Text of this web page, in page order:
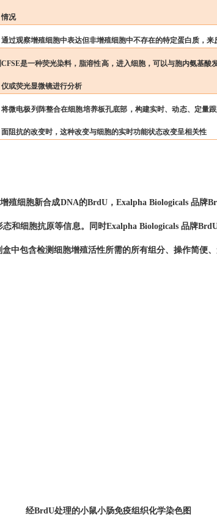
情况
通过观察增殖细胞中表达但非增殖细胞中不存在的特定蛋白质， 来
CFSE是一种荧光染料，脂溶性高，进入细胞，可以与胞内氨基
仪或荧光显微镜进行分析
将微电极列阵整合在细胞培养板孔底部，构建实时、动态、定量
面阻抗的改变时，这种改变与细胞的实时功能状态改变呈相关性
殖细胞新合成DNA的BrdU， Exalpha Biologicals 品牌
和细胞抗原等信息。 同时Exalpha Biologicals 品牌
盒中包含检测细胞增殖活性所需的所有组分、 操作简便、
经BrdU处理的小鼠小肠免疫组织化学染色图